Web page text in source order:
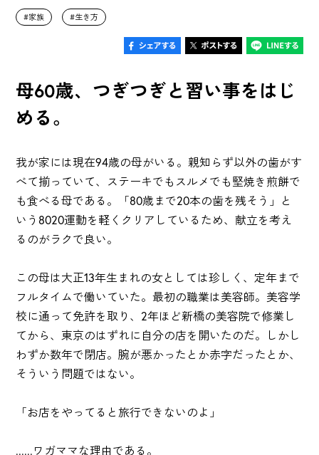
家族 生き方
母60歳、つぎつぎと習い事をはじ
める。
我が家には現在94歳の母がいる。親知らず以外の歯がす
べて揃っていて、ステーキでもスルメでも堅焼き煎餅で
も食べる母である。「80歳まで20本の歯を残そう」と
いう8020運動を軽くクリアしているため、献立を考え
るのがラクで良い。
この母は大正13年生まれの女としては珍しく、定年まで
フルタイムで働いていた。最初の職業は美容師。美容学
校に通って免許を取り、2年ほど新橋の美容院で修業し
てから、東京のはずれに自分の店を開いたのだ。しかし
わずか数年で閉店。腕が悪かったとか赤字だったとか、
そういう問題ではない。
「お店をやってると旅行できないのよ」
......ワガママな理由である。